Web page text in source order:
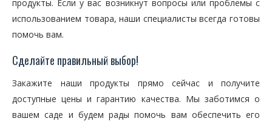
продукты. Если у вас возникнут вопросы или проблемы с
использованием товара, наши специалисты всегда готовы
помочь вам.
Сделайте правильный выбор!
Закажите наши продукты прямо сейчас и получите
доступные цены и гарантию качества. Мы заботимся о
вашем саде и будем рады помочь вам обеспечить его